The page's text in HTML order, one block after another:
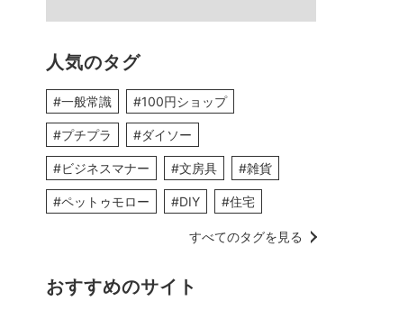
人気のタグ
#一般常識 #100円ショップ
#プチプラ #ダイソー
#ビジネスマナー #文房具 #雑貨
#ペットゥモロー #DIY #住宅
すべてのタグを見る
おすすめのサイト